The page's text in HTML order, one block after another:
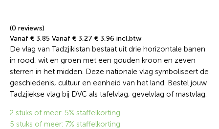
(0 reviews)
Vanaf € 3,85 Vanaf € 3,27 € 3,96 incl.btw
De vlag van Tadzjikistan bestaat uit drie horizontale banen
in rood, wit en groen met een gouden kroon en zeven
sterren in het midden. Deze nationale vlag symboliseert de
geschiedenis, cultuur en eenheid van het land. Bestel jouw
Tadzjiekse vlag bij DVC als tafelvlag, gevelvlag of mastvlag.
2 stuks of meer: 5% staffelkorting
5 stuks of meer: 7% staffelkorting